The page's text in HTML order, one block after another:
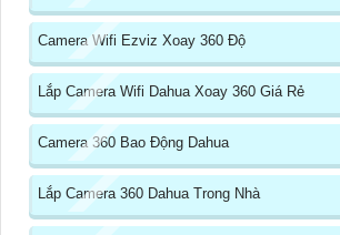
Camera Wifi Ezviz Xoay 360 Độ
Lắp Camera Wifi Dahua Xoay 360 Giá Rẻ
Camera 360 Bao Động Dahua
Lắp Camera 360 Dahua Trong Nhà